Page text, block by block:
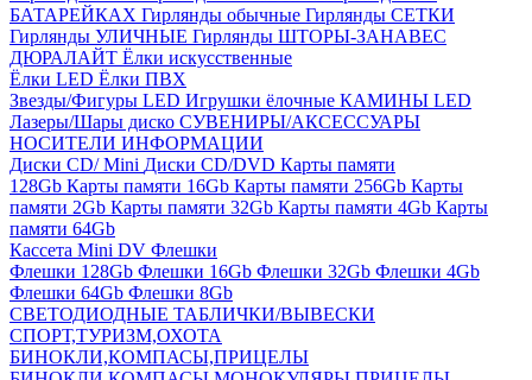
БАТАРЕЙКАХ Гирлянды обычные Гирлянды СЕТКИ
Гирлянды УЛИЧНЫЕ Гирлянды ШТОРЫ-ЗАНАВЕС
ДЮРАЛАЙТ Ёлки искусственные
Ёлки LED Ёлки ПВХ
Звезды/Фигуры LED Игрушки ёлочные КАМИНЫ LED
Лазеры/Шары диско СУВЕНИРЫ/АКСЕССУАРЫ
НОСИТЕЛИ ИНФОРМАЦИИ
Диски CD/ Mini Диски CD/DVD Карты памяти
128Gb Карты памяти 16Gb Карты памяти 256Gb Карты
памяти 2Gb Карты памяти 32Gb Карты памяти 4Gb Карты
памяти 64Gb
Кассета Mini DV Флешки
Флешки 128Gb Флешки 16Gb Флешки 32Gb Флешки 4Gb
Флешки 64Gb Флешки 8Gb
СВЕТОДИОДНЫЕ ТАБЛИЧКИ/ВЫВЕСКИ
СПОРТ,ТУРИЗМ,ОХОТА
БИНОКЛИ,КОМПАСЫ,ПРИЦЕЛЫ